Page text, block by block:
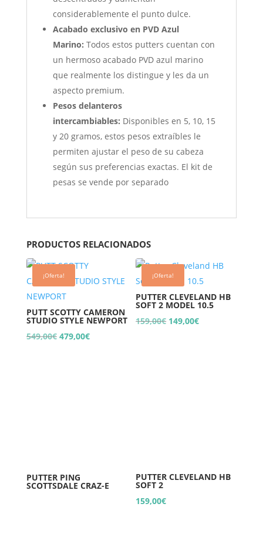
considerablemente el punto dulce.
Acabado exclusivo en PVD Azul
Marino: Todos estos putters cuentan con
un hermoso acabado PVD azul marino
que realmente los distingue y les da un
aspecto premium.
Pesos delanteros
intercambiables: Disponibles en 5, 10, 15
y 20 gramos, estos pesos extraíbles le
permiten ajustar el peso de su cabeza
según sus preferencias exactas. El kit de
pesas se vende por separado
PRODUCTOS RELACIONADOS
¡Oferta!
PUTT SCOTTY CAMERON
STUDIO STYLE NEWPORT
549,00€ El
479,00€El
¡Oferta!
PUTTER CLEVELAND HB
SOFT 2 MODEL 10.5
159,00€ El
149,00€El
PUTTER PING
SCOTTSDALE CRAZ-E
PUTTER CLEVELAND HB
SOFT 2
159,00€